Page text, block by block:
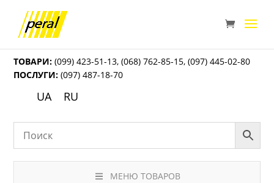
ТОВАРИ: (099) 423-51-13,(068) 762-85-15,(097) 445-02-80
ПОСЛУГИ: (097) 487-18-70
UA RU
МЕНЮ ТОВАРОВ